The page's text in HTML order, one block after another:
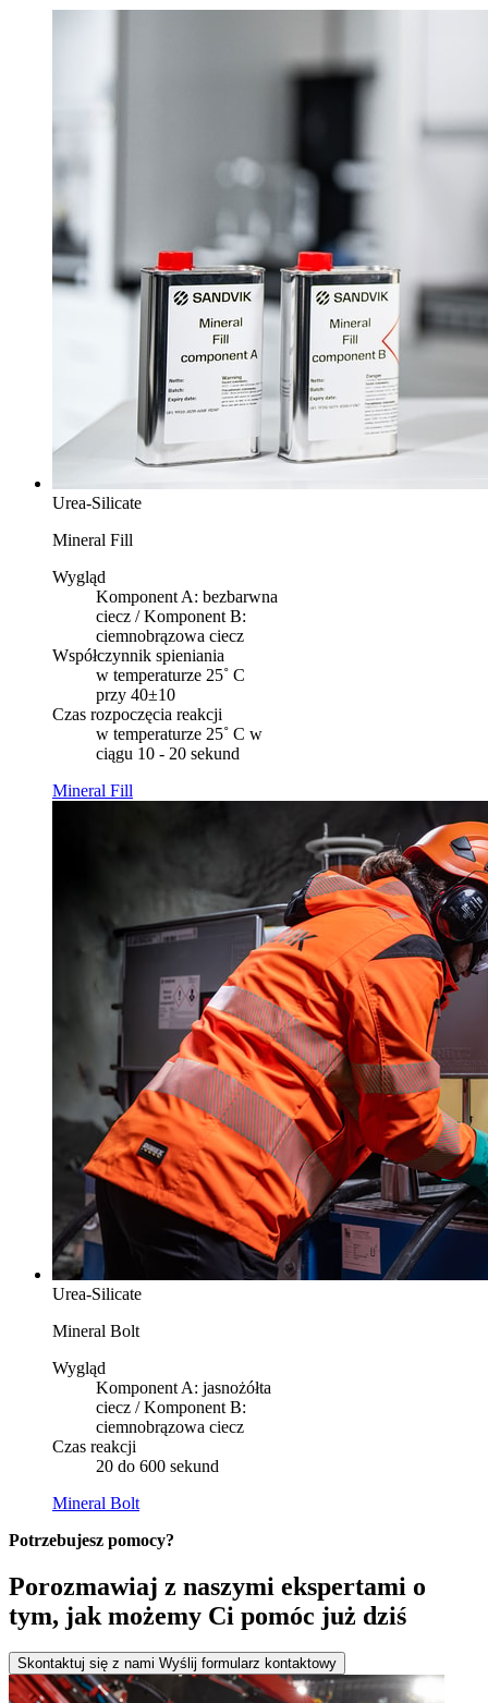
Urea-Silicate
Mineral Fill
Wygląd
Komponent A: bezbarwna
ciecz / Komponent B:
ciemnobrązowa ciecz
Współczynnik spieniania
w temperaturze 25˚ C
przy 40±10
Czas rozpoczęcia reakcji
w temperaturze 25˚ C w
ciągu 10 - 20 sekund
Mineral Fill
Urea-Silicate
Mineral Bolt
Wygląd
Komponent A: jasnożółta
ciecz / Komponent B:
ciemnobrązowa ciecz
Czas reakcji
20 do 600 sekund
Mineral Bolt
Potrzebujesz pomocy?
Porozmawiaj z naszymi ekspertami o
tym, jak możemy Ci pomóc już dziś
Skontaktuj się z nami Wyślij formularz kontaktowy